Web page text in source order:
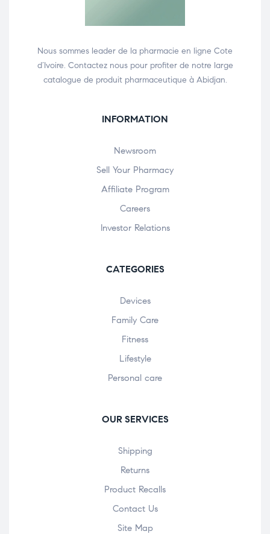
Nous sommes leader de la pharmacie en ligne Cote
d’Ivoire. Contactez nous pour profiter de notre large
catalogue de produit pharmaceutique à Abidjan.
INFORMATION
Newsroom
Sell Your Pharmacy
Affiliate Program
Careers
Investor Relations
CATEGORIES
Devices
Family Care
Fitness
Lifestyle
Personal care
OUR SERVICES
Shipping
Returns
Product Recalls
Contact Us
Site Map